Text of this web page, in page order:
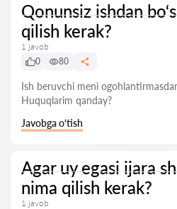
Qonunsiz ishdan
qilish kerak?
1 javob
0
80
Ish beruvchi meni
Huquqlarim qanday?
Javobga o‘tish
Agar uy egasi ijara
nima qilish kerak?
1 javob